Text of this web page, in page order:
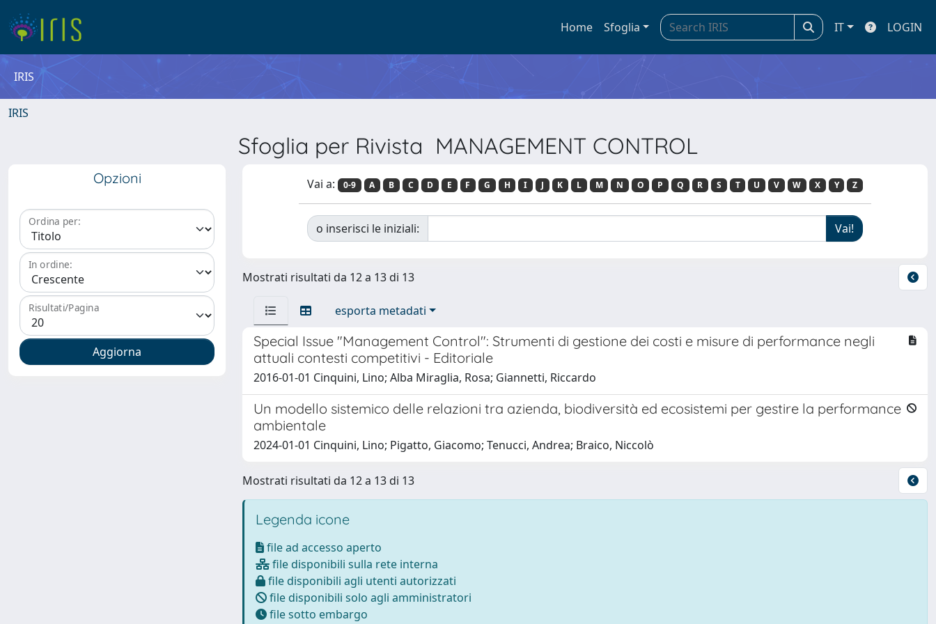
Home Sfoglia IT LOGIN
IRIS
IRIS
Sfoglia per Rivista MANAGEMENT CONTROL
Opzioni
Ordina per:
In ordine:
Risultati/Pagina
Vai a: 0-9 A B C D E F G H I J K L M N O P Q R S T U V W X Y Z
o inserisci le iniziali:
Mostrati risultati da 12 a 13 di 13
esporta metadati
Special Issue "Management Control": Strumenti di gestione dei costi e misure di performance negli
attuali contesti competitivi - Editoriale
2016-01-01 Cinquini, Lino; Alba Miraglia, Rosa; Giannetti, Riccardo
Un modello sistemico delle relazioni tra azienda, biodiversità ed ecosistemi per gestire la performance
ambientale
2024-01-01 Cinquini, Lino; Pigatto, Giacomo; Tenucci, Andrea; Braico, Niccolò
Mostrati risultati da 12 a 13 di 13
Legenda icone
file ad accesso aperto
file disponibili sulla rete interna
file disponibili agli utenti autorizzati
file disponibili solo agli amministratori
file sotto embargo